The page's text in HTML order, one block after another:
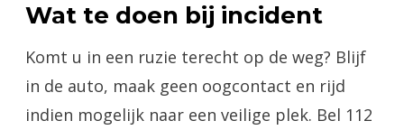
Wat te doen bij incident
Komt u in een ruzie terecht op de weg? Blijf
in de auto, maak geen oogcontact en rijd
indien mogelijk naar een veilige plek. Bel 112